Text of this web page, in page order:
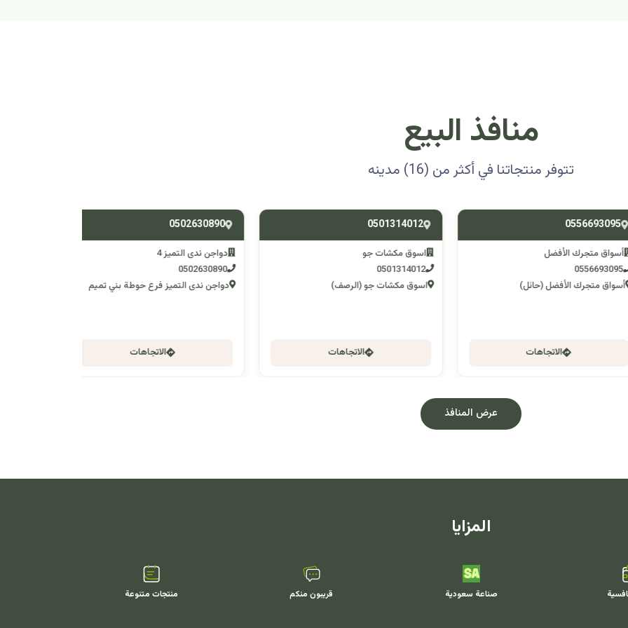
منافذ البيع
تتوفر منتجاتنا في أكثر من (16) مدينه
متجرك الأفضل
متجرك الأفضل (حائل)
الاتجاهات
0501314012
اسوق مكشات جو
0501314012
اسوق مكشات جو (الرصف)
الاتجاهات
0502630890
دواجن ندى التميز 4
0502630890
دواجن ندى التميز فرع حوطة بني تميم
الاتجاهات
عرض المنافذ
المزايا
صناعة سعودية قريبون منكم منتجات متنوعة